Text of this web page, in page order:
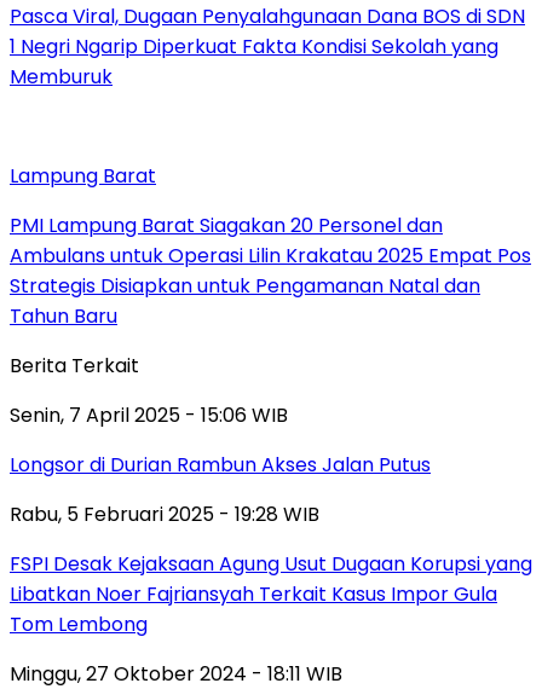
Pasca Viral, Dugaan Penyalahgunaan Dana BOS di SDN
1 Negri Ngarip Diperkuat Fakta Kondisi Sekolah yang
Memburuk
Lampung Barat
PMI Lampung Barat Siagakan 20 Personel dan
Ambulans untuk Operasi Lilin Krakatau 2025 Empat Pos
Strategis Disiapkan untuk Pengamanan Natal dan
Tahun Baru
Berita Terkait
Senin, 7 April 2025 - 15:06 WIB
Longsor di Durian Rambun Akses Jalan Putus
Rabu, 5 Februari 2025 - 19:28 WIB
FSPI Desak Kejaksaan Agung Usut Dugaan Korupsi yang
Libatkan Noer Fajriansyah Terkait Kasus Impor Gula
Tom Lembong
Minggu, 27 Oktober 2024 - 18:11 WIB